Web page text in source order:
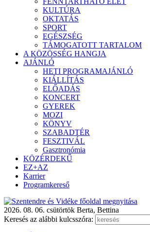
KULTÚRA
OKTATÁS
SPORT
EGÉSZSÉG
TÁMOGATOTT TARTALOM
A KÖZÖSSÉG HANGJA
AJÁNLÓ
HETI PROGRAMAJÁNLÓ
KIÁLLÍTÁS
ELŐADÁS
KONCERT
GYEREK
MOZI
KÖNYV
SZABADTÉR
FESZTIVÁL
Gasztronómia
KÖZÉRDEKŰ
EZ+AZ
Karrier
Programkereső
2026. 08. 06. csütörtök Berta, Bettina
Keresés az alábbi kulcsszóra: